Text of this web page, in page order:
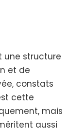
une structure
et de
constats
cette
mais
aussi